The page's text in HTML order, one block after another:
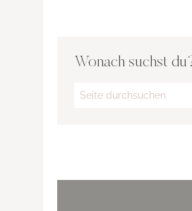
Wonach suchst
Search